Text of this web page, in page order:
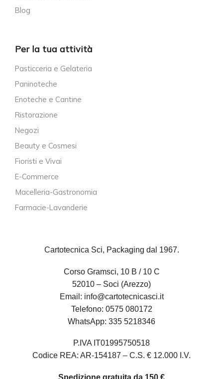
Blog
Per la tua attività
Pasticceria e Gelateria
Paninoteche
Enoteche e Cantine
Ristorazione
Negozi
Beauty e Cosmesi
Fioristi e Vivai
E-Commerce
Macelleria-Gastronomia
Farmacie-Lavanderie
Cartotecnica Sci, Packaging dal 1967.
Corso Gramsci, 10 B / 10 C
52010 – Soci (Arezzo)
Email: info@cartotecnicasci.it
Telefono: 0575 080172
WhatsApp: 335 5218346
P.IVA IT01995750518
Codice REA: AR-154187 – C.S. € 12.000 I.V.
Spedizione gratuita da 150 €